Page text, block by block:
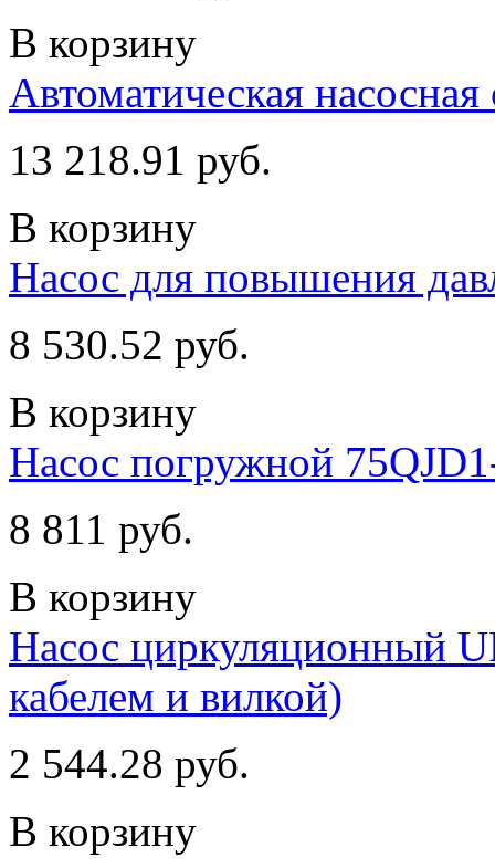
В корзину
Автоматическая
13 218.91 руб.
В корзину
Насос для повышения
8 530.52 руб.
В корзину
Насос погружной
8 811 руб.
В корзину
Насос циркуляционный
кабелем и вилкой)
2 544.28 руб.
В корзину